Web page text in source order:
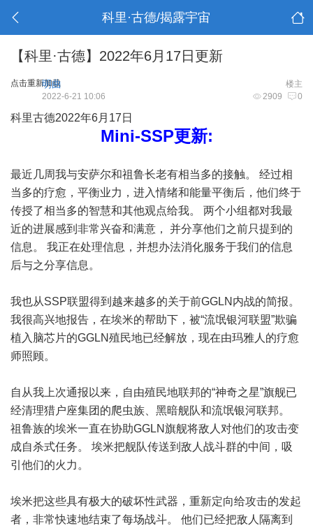
科里·古德/揭露宇宙
【科里·古德】2022年6月17日更新
点击重新加载 楼主
明曲
2909 0
2022-6-21 10:06
科里古德2022年6月17日
Mini-SSP更新:
最近几周我与安萨尔和祖鲁长老有相当多的接触。 经过相
当多的疗愈，平衡业力，进入情绪和能量平衡后，他们终于
传授了相当多的智慧和其他观点给我。 两个小组都对我最
近的进展感到非常兴奋和满意， 并分享他们之前只提到的
信息。 我正在处理信息，并想办法消化服务于我们的信息
后与之分享信息。
我也从SSP联盟得到越来越多的关于前GGLN内战的简报。
我很高兴地报告，在埃米的帮助下，被“流氓银河联盟”欺骗
植入脑芯片的GGLN殖民地已经解放，现在由玛雅人的疗愈
师照顾。
自从我上次通报以来，自由殖民地联邦的“神奇之星”旗舰已
经清理猎户座集团的爬虫族、黑暗舰队和流氓银河联邦。
祖鲁族的埃米一直在协助GGLN旗舰将敌人对他们的攻击变
成自杀式任务。 埃米把舰队传送到敌人战斗群的中间，吸
引他们的火力。
埃米把这些具有极大的破坏性武器，重新定向给攻击的发起
者，非常快速地结束了每场战斗。 他们已经把敌人隔离到